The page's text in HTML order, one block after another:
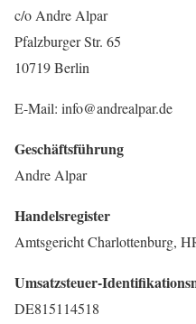
c/o Andre Alpar
Pfalzburger Str. 65
10719 Berlin
E-Mail: info@andrealpar.de
Geschäftsführung
Andre Alpar
Handelsregister
Amtsgericht Charlottenburg,
Umsatzsteuer-
DE815114518